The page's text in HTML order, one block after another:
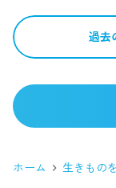
過去
ホーム 生きもの